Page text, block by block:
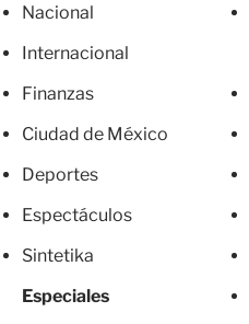
Nacional
Internacional
Finanzas
Ciudad de México
Deportes
Espectáculos
Sintetika
Especiales